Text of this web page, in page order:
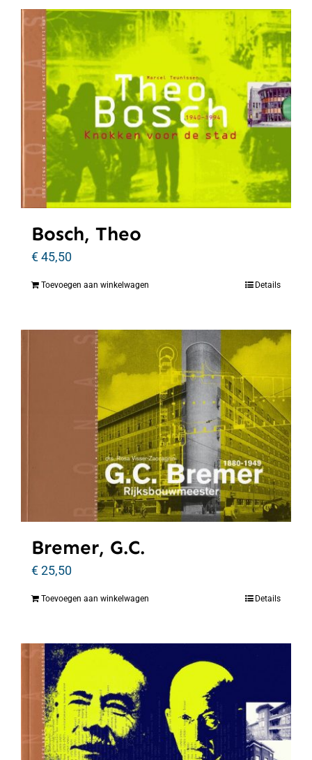
Bosch, Theo
€45,50
Toevoegen aan winkelwagen Details
Bremer, G.C.
€25,50
Toevoegen aan winkelwagen Details